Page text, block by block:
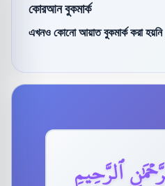
কোরআন বুকমার্ক
এখনও কোনো আয়াত বুকমার্ক করা
ٱلرَّحِيمِ